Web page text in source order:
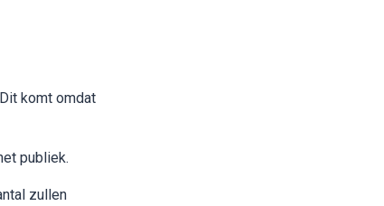
komt omdat
publiek.
zullen